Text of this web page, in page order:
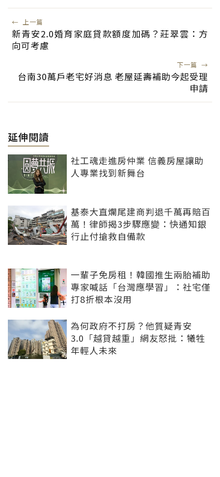
← 上一篇
新青安2.0婚育家庭貸款額度加碼？莊翠雲：方
向可考慮
下一篇 →
台南30萬戶老宅好消息 老屋延壽補助今起受理
申請
延伸閱讀
社工魂走進房仲業 信義房屋讓助
人專業找到新舞台
基泰大直爛尾建商判退千萬再賠百
萬！律師揭3步驟應變：快通知銀
行止付搶救自備款
一輩子免房租！韓國推生兩胎補助
專家喊話「台灣應學習」：社宅僅
打8折根本沒用
為何政府不打房？他質疑青安
3.0「越貸越重」網友怒批：犧牲
年輕人未來